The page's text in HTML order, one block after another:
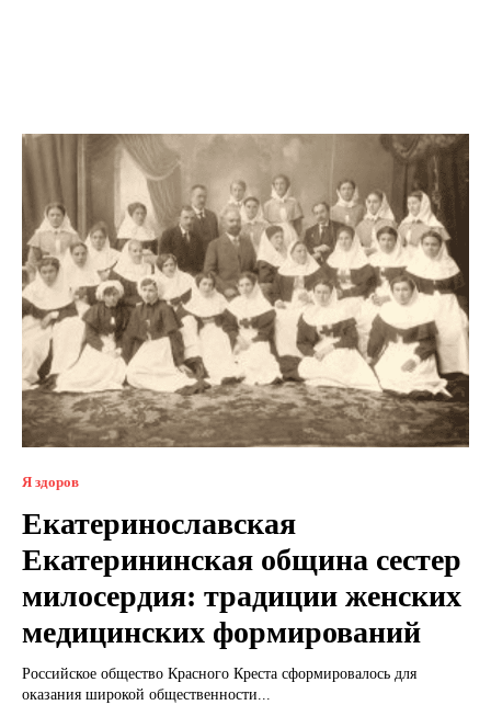
Я здоров
Екатеринославская
Екатерининская община сестер
милосердия: традиции женских
медицинских формирований
Российское общество Красного Креста сформировалось для
оказания широкой общественности...